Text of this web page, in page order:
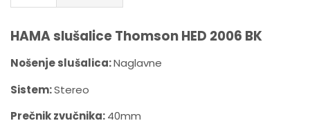
HAMA slušalice Thomson HED 2006 BK
Nošenje slušalica:Naglavne
Sistem:Stereo
Prečnik zvučnika:40mm